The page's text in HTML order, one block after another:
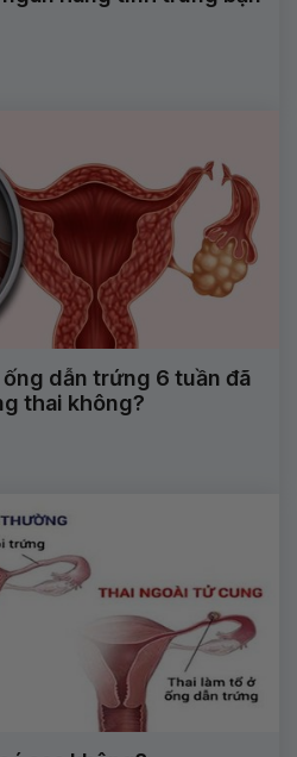
dẫn trứng 6 tuần đã
thai không?